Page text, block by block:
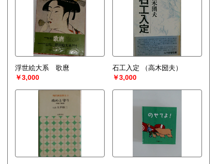
浮世絵大系 歌麿
￥3,000
石工入定
（高木圀夫）
￥3,000